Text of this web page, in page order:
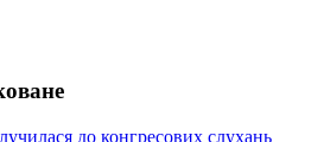
до конгресових слухань